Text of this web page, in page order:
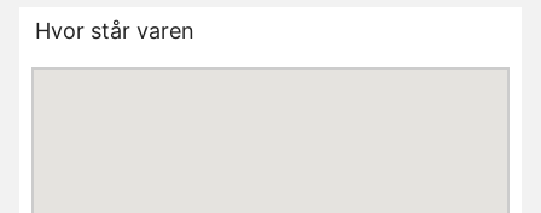
Hvor står varen